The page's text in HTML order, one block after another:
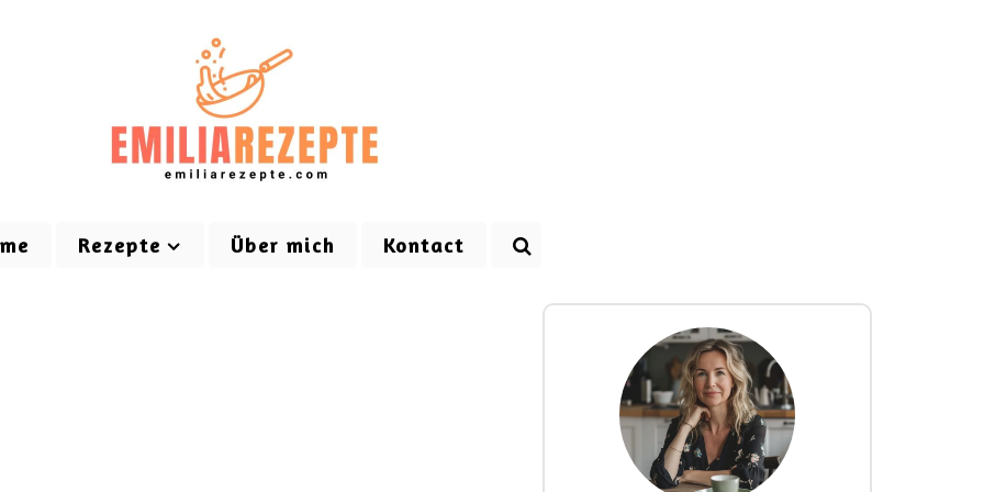
Rezepte Über mich Kontact